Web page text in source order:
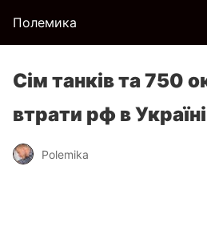
Полемика
Сім танків та 750
втрати рф в
Polemika